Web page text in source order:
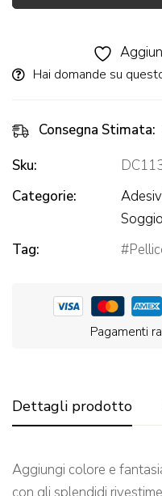
Hai domande su
Consegna Stimata:
Sku:
Categorie:
Tag:
Pagamenti
Dettagli prodotto
Aggiungi colore e